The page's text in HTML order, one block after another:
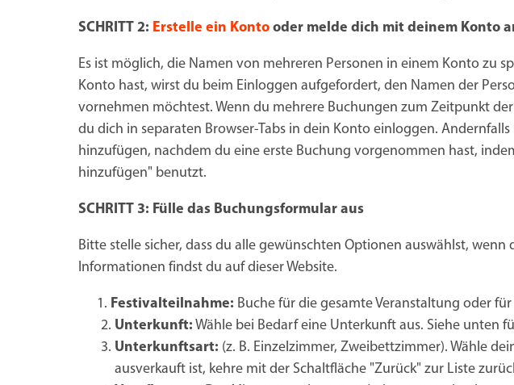
SCHRITT 2: Erstelle ein Konto oder melde dich mit deinem Konto
Es ist möglich, die Namen von mehreren Personen in einem Konto zu
Konto hast, wirst du beim Einloggen aufgefordert, den Namen der
vornehmen möchtest. Wenn du mehrere Buchungen zum Zeitpunkt
du dich in separaten Browser-Tabs in dein Konto einloggen.
hinzufügen, nachdem du eine erste Buchung vorgenommen hast,
hinzufügen" benutzt.
SCHRITT 3: Fülle das Buchungsformular aus
Bitte stelle sicher, dass du alle gewünschten Optionen auswählst,
Informationen findst du auf dieser Website.
Festivalteilnahme: Buche für die gesamte Veranstaltung oder
Unterkunft: Wähle bei Bedarf eine Unterkunft aus. Siehe unten
Unterkunftsart: (z. B. Einzelzimmer, Zweibettzimmer). Wähle
ausverkauft ist, kehre mit der Schaltfläche "Zurück" zur Liste